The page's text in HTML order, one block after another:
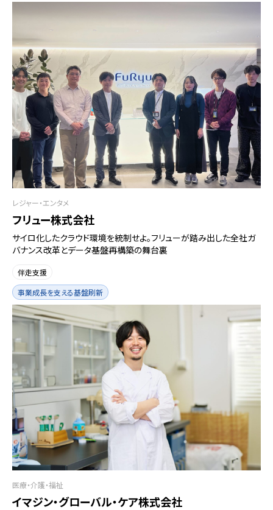
レジャー・エンタメ
フリュー株式会社
サイロ化したクラウド環境を統制せよ。フリューが踏み出した全社ガ
バナンス改革とデータ基盤再構築の舞台裏
伴走支援
事業成長を支える基盤刷新
医療・介護・福祉
イマジン・グローバル・ケア株式会社